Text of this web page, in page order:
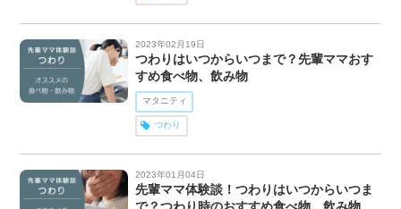
2023年02月19日
つわりはいつからいつまで？先輩ママおす
すめ食べ物、飲み物
マタニティ
つわり
2023年01月04日
先輩ママ体験談！つわりはいつからいつま